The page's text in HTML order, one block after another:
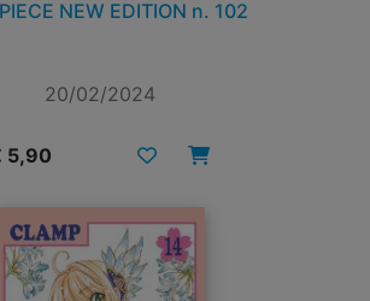
NEW EDITION n. 102
20/02/2024
5,90